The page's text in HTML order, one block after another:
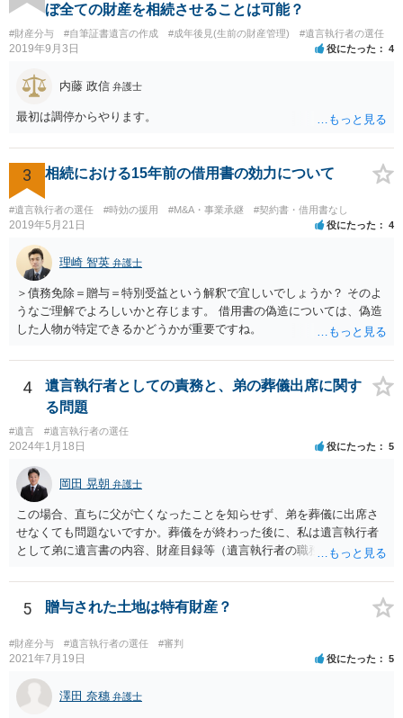
ぼ全ての財産を相続させることは可能？
#財産分与 #自筆証書遺言の作成 #成年後見(生前の財産管理) #遺言執行者の選任
2019年9月3日 役にたった 4
内藤 政信 弁護士
最初は調停からやります。
3 相続における15年前の借用書の効力について
#遺言執行者の選任 #時効の援用 #M&A・事業承継 #契約書・借用書なし
2019年5月21日 役にたった 4
理崎 智英 弁護士
＞債務免除＝贈与＝特別受益という解釈で宜しいでしょうか？ そのよ
うなご理解でよろしいかと存じます。 借用書の偽造については、偽造
した人物が特定できるかどうかが重要ですね。
4
遺言執行者としての責務と、弟の葬儀出席に関す
る問題
#遺言 #遺言執行者の選任
2024年1月18日 役にたった 5
岡田 晃朝 弁護士
この場合、直ちに父が亡くなったことを知らせず、弟を葬儀に出席さ
せなくても問題ないですか。葬儀をが終わった後に、私は遺言執行者
として弟に遺言書の内容、財産目録等（遺言執行者の職務）を知らせ
るかは喪主の自由です。 呼ばなくてもかまいません。 そもそも、そう
いう法律関係にありません。 遺言の内容と遺産の総額の通知、公正証
で、対応しましょう。 そのあとは遺留分の請求などがあればそれへの
対応となるでしょう。
5 贈与された土地は特有財産？
#財産分与 #遺言執行者の選任 #審判
2021年7月19日 役にたった 5
澤田 奈穗 弁護士